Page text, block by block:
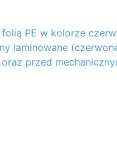
PE w kolorze
laminowane
przed